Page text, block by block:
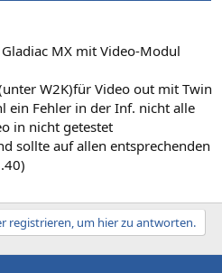
MX mit Video-Modul
W2K)für Video out mit Twin
ein Fehler in der Inf. nicht alle
in nicht getestet
sollte auf allen entsprechenden
registrieren, um hier zu antworten.